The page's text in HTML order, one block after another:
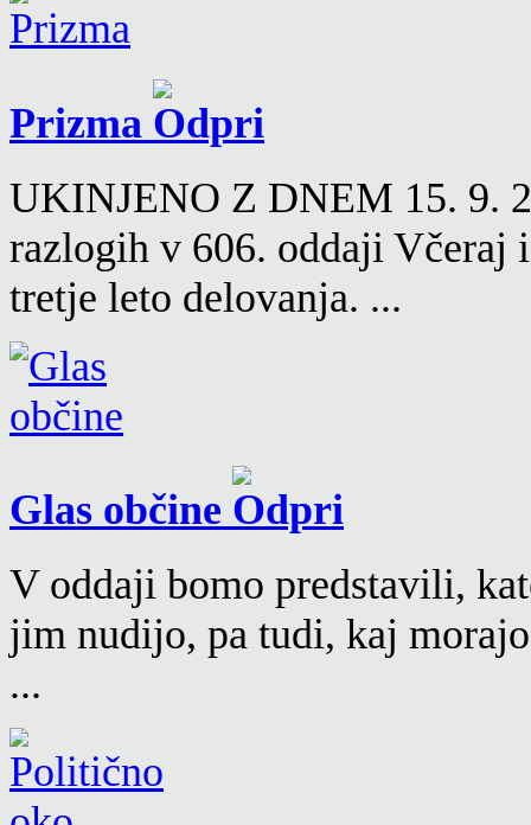
Prizma
UKINJENO Z DNEM 15. 9.
razlogih v 606. oddaji Včeraj
tretje leto delovanja. ...
Glas občine
V oddaji bomo predstavili,
jim nudijo, pa tudi, kaj
...